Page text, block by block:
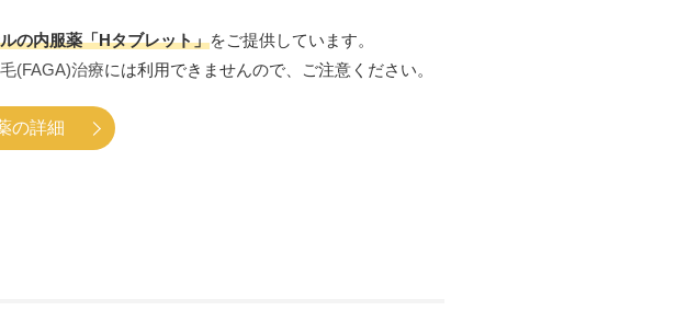
の内服薬「Hタブレット」をご提供しています。
(FAGA)治療には利用できませんので、ご注意ください。
の詳細